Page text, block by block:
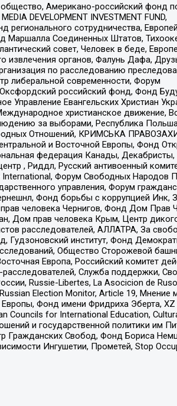
Американо-российский фонд
DEVELOPMENT INVESTMENT FUND,
сотрудничества,
Маршалла Соединенных Штатов,
совет, Человек в беде,
извлечения органов, Фалунь Дафа,
по расследованию
либеральной современности, Форум
российский фонд, Фонд
Евангельских Христиан
христианское движение,
за выборами, Республика
Отношений, КРИМСЬКА
и Восточной Европы, Фонд
федерация Канады, Декабристы,
, Риддл, Русский антивоенный
Форум Свободных Народов
управления, Форум
Фонд борьбы с коррупцией Инк,
человека Чернигов, Фонд Дом Прав
Дом прав человека Крым, Центр
расследователей, АЛЛАТРА, За
Гудзоновский институт, Фонд
Общество Сторожевой
Европа, Российский комитет
Служба поддержки,
Russie-Libertes, La Asocicion de
Election Monitor, Article 19, Мнение
Фонд имени Фридриха Эберта, XZ
for International Education,
и государственной политики им
Гражданских Свобод, Фонд Бориса
Ингушетии, Прометей, Stop